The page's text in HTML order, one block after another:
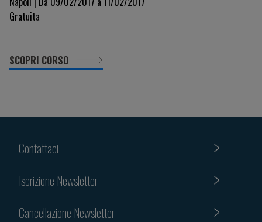
Gratuita
SCOPRI CORSO
Contattaci
Iscrizione Newsletter
Cancellazione Newsletter